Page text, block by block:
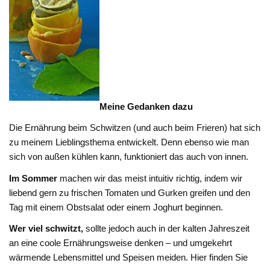
Meine Gedanken dazu
Die Ernährung beim Schwitzen (und auch beim Frieren) hat sich
zu meinem Lieblingsthema entwickelt. Denn ebenso wie man
sich von außen kühlen kann, funktioniert das auch von innen.
Im Sommer machen wir das meist intuitiv richtig, indem wir
liebend gern zu frischen Tomaten und Gurken greifen und den
Tag mit einem Obstsalat oder einem Joghurt beginnen.
Wer viel schwitzt, sollte jedoch auch in der kalten Jahreszeit
an eine coole Ernährungsweise denken – und umgekehrt
wärmende Lebensmittel und Speisen meiden. Hier finden Sie